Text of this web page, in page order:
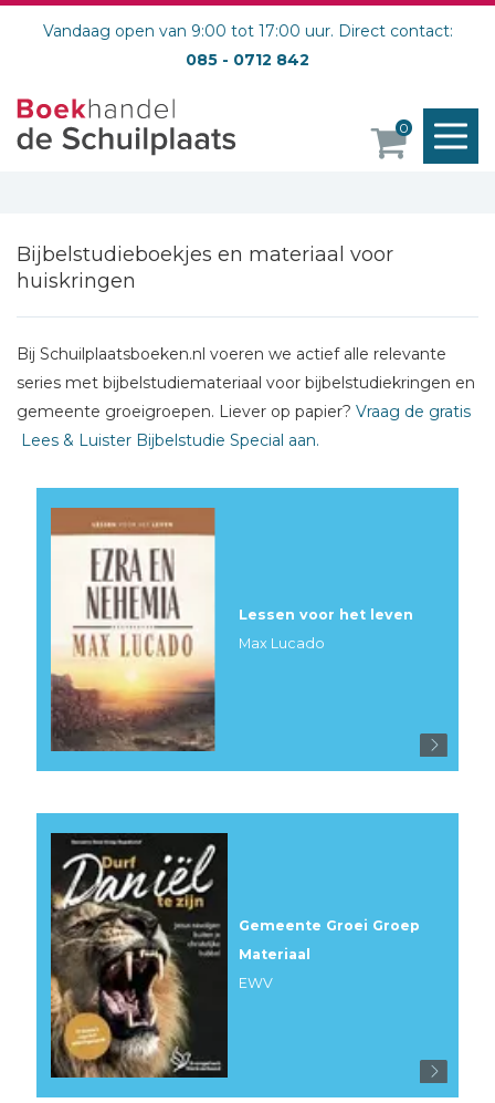
Vandaag open van 9:00 tot 17:00 uur. Direct contact:
085 - 0712 842
0
Bijbelstudieboekjes en materiaal voor
huiskringen
Bij Schuilplaatsboeken.nl voeren we actief alle relevante
series met bijbelstudiemateriaal voor bijbelstudiekringen en
gemeente groeigroepen. Liever op papier? Vraag de gratis
Lees & Luister Bijbelstudie Special aan.
Lessen voor het leven
Max Lucado
Gemeente Groei Groep
Materiaal
EWV